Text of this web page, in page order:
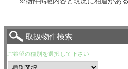
取扱物件検索
ご希望の種別を選択して下さい